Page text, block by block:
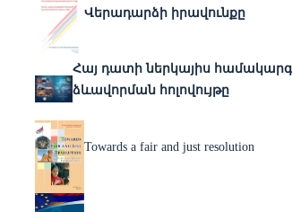
Վերադարձի իրավունքը
Հայ դատի ներկայիս
ձևավորման հոլովույթը
Towards a fair and just resolution